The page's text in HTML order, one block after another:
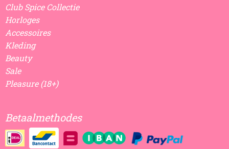
Club Spice Collectie
Horloges
Accessoires
Kleding
Beauty
Sale
Pleasure (18+)
Betaalmethodes